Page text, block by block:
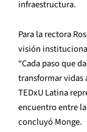
infraestructura.
Para la rectora
visión
“Cada paso que
transformar vidas
TEDxU Latina
encuentro entre
concluyó Monge.